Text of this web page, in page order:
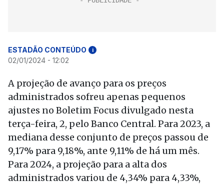
ESTADÃO CONTEÚDO i
02/01/2024 - 12:02
A projeção de avanço para os preços
administrados sofreu apenas pequenos
ajustes no Boletim Focus divulgado nesta
terça-feira, 2, pelo Banco Central. Para 2023, a
mediana desse conjunto de preços passou de
9,17% para 9,18%, ante 9,11% de há um mês.
Para 2024, a projeção para a alta dos
administrados variou de 4,34% para 4,33%,